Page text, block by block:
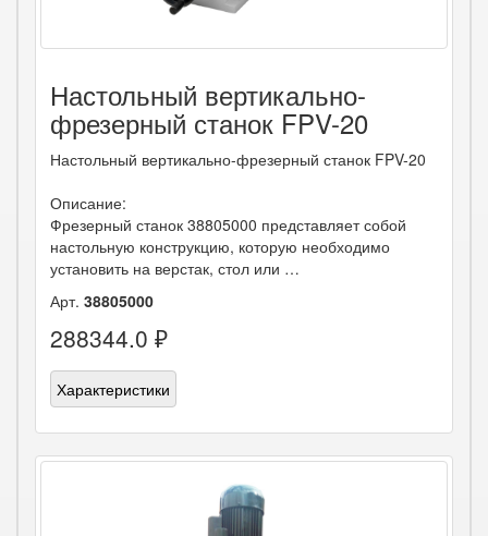
Настольный вертикально-
фрезерный станок FPV-20
Настольный вертикально-фрезерный станок FPV-20
Описание:
Фрезерный станок 38805000 представляет собой
настольную конструкцию, которую необходимо
установить на верстак, стол или …
Арт. 38805000
288344.0 ₽
Характеристики